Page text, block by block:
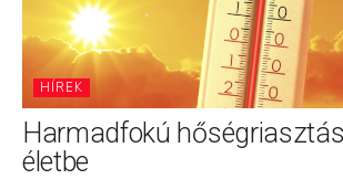
HÍREK
Harmadfokú
életbe